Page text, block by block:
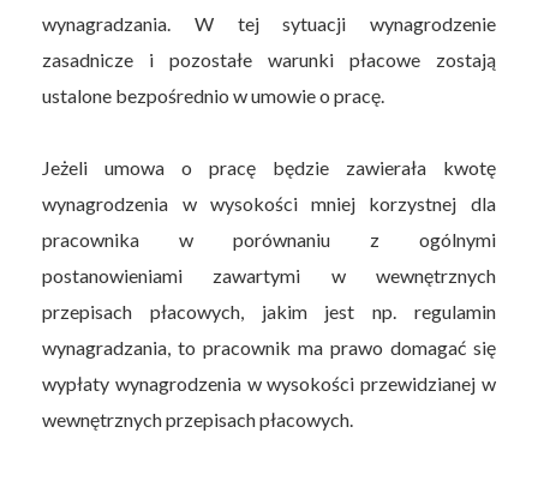
wynagradzania. W tej sytuacji wynagrodzenie
zasadnicze i pozostałe warunki płacowe zostają
ustalone bezpośrednio w umowie o pracę.
Jeżeli umowa o pracę będzie zawierała kwotę
wynagrodzenia w wysokości mniej korzystnej dla
pracownika w porównaniu z ogólnymi
postanowieniami zawartymi w wewnętrznych
przepisach płacowych, jakim jest np. regulamin
wynagradzania, to pracownik ma prawo domagać się
wypłaty wynagrodzenia w wysokości przewidzianej w
wewnętrznych przepisach płacowych.